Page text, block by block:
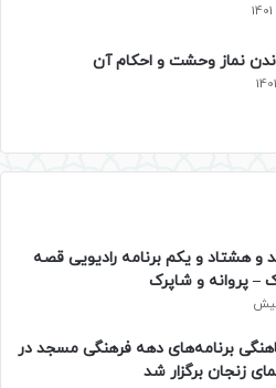
نماز وحشت و احکام آن
هشتاد و یکم برنامه رادیویی قصه
– پروانه و شاپرک
برنامه‌های دهه فرهنگی مسجد در
زنجان برگزار شد